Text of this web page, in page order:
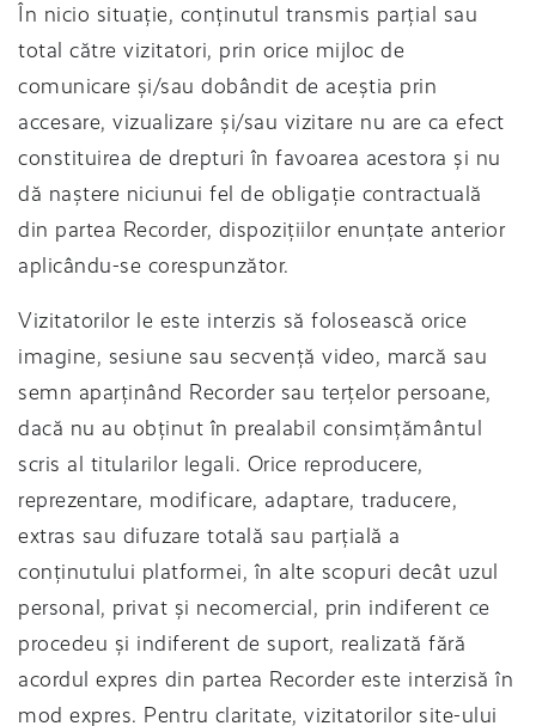
În nicio situație, conținutul transmis parțial sau
total către vizitatori, prin orice mijloc de
comunicare și/sau dobândit de aceștia prin
accesare, vizualizare și/sau vizitare nu are ca efect
constituirea de drepturi în favoarea acestora și nu
dă naștere niciunui fel de obligație contractuală
din partea Recorder, dispozițiilor enunțate anterior
aplicându-se corespunzător.
Vizitatorilor le este interzis să folosească orice
imagine, sesiune sau secvență video, marcă sau
semn aparținând Recorder sau terțelor persoane,
dacă nu au obținut în prealabil consimțământul
scris al titularilor legali. Orice reproducere,
reprezentare, modificare, adaptare, traducere,
extras sau difuzare totală sau parțială a
conținutului platformei, în alte scopuri decât uzul
personal, privat și necomercial, prin indiferent ce
procedeu și indiferent de suport, realizată fără
acordul expres din partea Recorder este interzisă în
mod expres. Pentru claritate, vizitatorilor site-ului